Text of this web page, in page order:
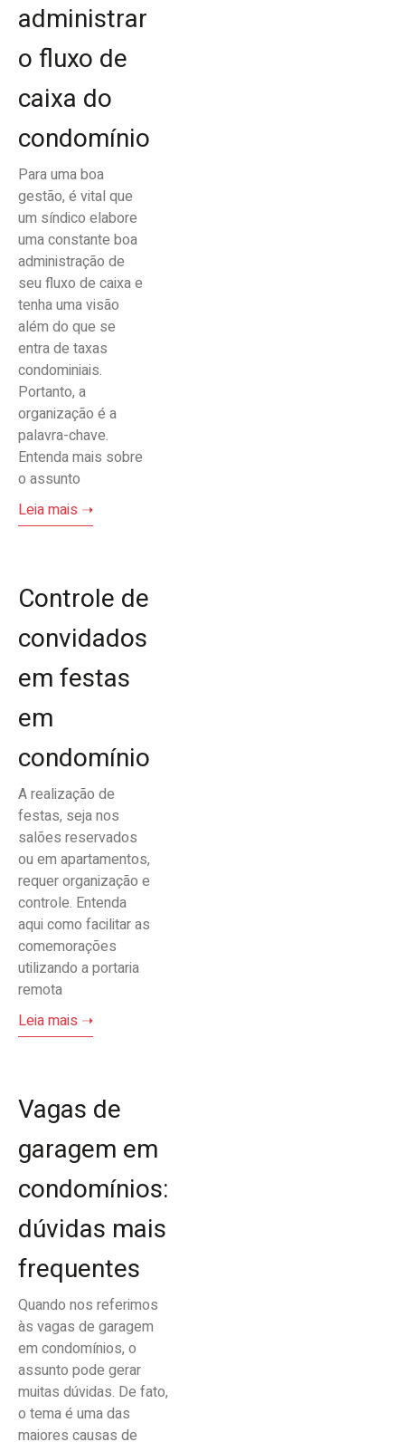
administrar
o fluxo de
caixa do
condomínio
Para uma boa
gestão, é vital que
um síndico elabore
uma constante boa
administração de
seu fluxo de caixa e
tenha uma visão
além do que se
entra de taxas
condominiais.
Portanto, a
organização é a
palavra-chave.
Entenda mais sobre
o assunto
Leia mais ➝
Controle de
convidados
em festas
em
condomínio
A realização de
festas, seja nos
salões reservados
ou em apartamentos,
requer organização e
controle. Entenda
aqui como facilitar as
comemorações
utilizando a portaria
remota
Leia mais ➝
Vagas de
garagem em
condomínios:
dúvidas mais
frequentes
Quando nos referimos
às vagas de garagem
em condomínios, o
assunto pode gerar
muitas dúvidas. De fato,
o tema é uma das
maiores causas de